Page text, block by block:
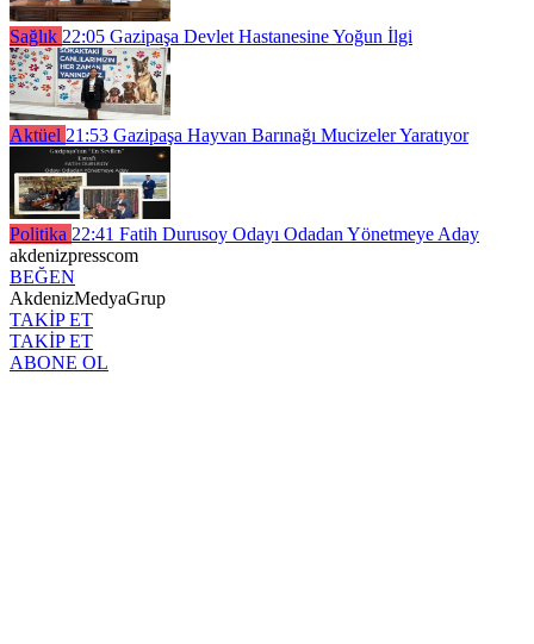
Sağlık 22:05 Gazipaşa Devlet Hastanesine Yoğun İlgi
Aktüel 21:53 Gazipaşa Hayvan Barınağı Mucizeler Yaratıyor
Politika 22:41 Fatih Durusoy Odayı Odadan Yönetmeye Aday
akdenizpresscom
BEĞEN
AkdenizMedyaGrup
TAKİP ET
TAKİP ET
ABONE OL